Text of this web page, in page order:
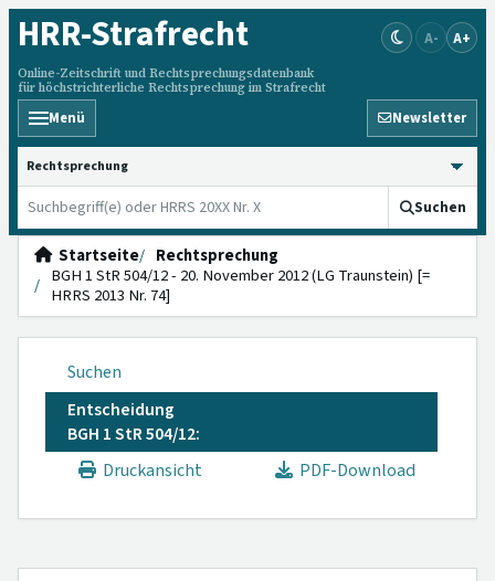
HRR-Strafrecht
Online-Zeitschrift und Rechtsprechungsdatenbank
für höchstrichterliche Rechtsprechung im Strafrecht
A- A+
Menü Newsletter
HRRS durchsuchen
Suchen
Startseite
Rechtsprechung
BGH 1 StR 504/12 - 20. November 2012 (LG Traunstein) [=
HRRS 2013 Nr. 74]
Suchen
Entscheidung
BGH 1 StR 504/12:
Druckansicht
PDF-Download